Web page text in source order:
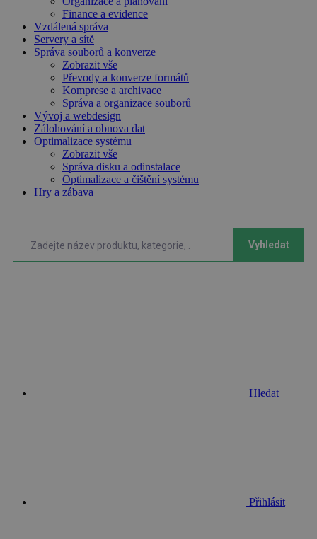
Finance a evidence
Vzdálená správa
Servery a sítě
Správa souborů a konverze
Zobrazit vše
Převody a konverze formátů
Komprese a archivace
Správa a organizace souborů
Vývoj a webdesign
Zálohování a obnova dat
Optimalizace systému
Zobrazit vše
Správa disku a odinstalace
Optimalizace a čištění systému
Hry a zábava
Vyhledat
Hledat
Přihlásit